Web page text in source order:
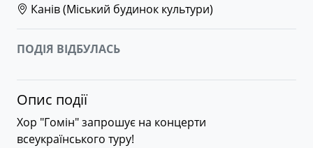
Канів (Міський будинок культури)
ПОДІЯ ВІДБУЛАСЬ
Опис події
Хор "Гомін" запрошує на концерти
всеукраїнського туру!